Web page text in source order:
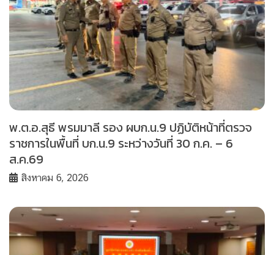
พ.ต.อ.สุธี พรมมาลี รอง ผบก.น.9 ปฏิบัติหน้าที่ตรวจ
ราชการในพื้นที่ บก.น.9 ระหว่างวันที่ 30 ก.ค. – 6
ส.ค.69
สิงหาคม 6, 2026